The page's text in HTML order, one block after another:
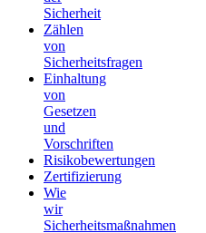
Sicherheit
Zählen
von
Sicherheitsfragen
Einhaltung
von
Gesetzen
und
Vorschriften
Risikobewertungen
Zertifizierung
Wie
wir
Sicherheitsmaßnahmen